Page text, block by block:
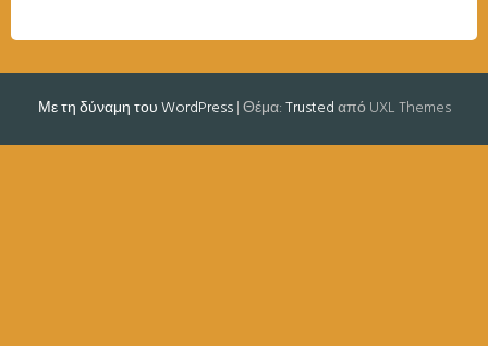
Με τη δύναμη του WordPress|Θέμα:Trustedαπό UXL Themes